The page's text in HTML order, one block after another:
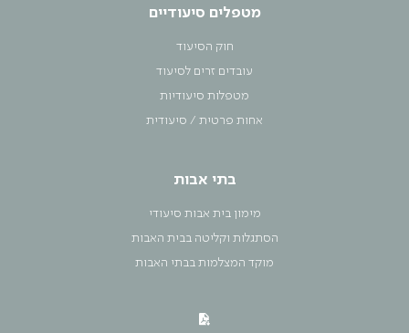
מטפלים סיעודיים
חוק הסיעוד
עובדים זרים לסיעוד
מטפלות סיעודיות
אחות פרטית / סיעודית
בתי אבות
מימון בית אבות סיעודי
הסתגלות וקליטה בבית האבות
מוקד המצלמות בבתי האבות